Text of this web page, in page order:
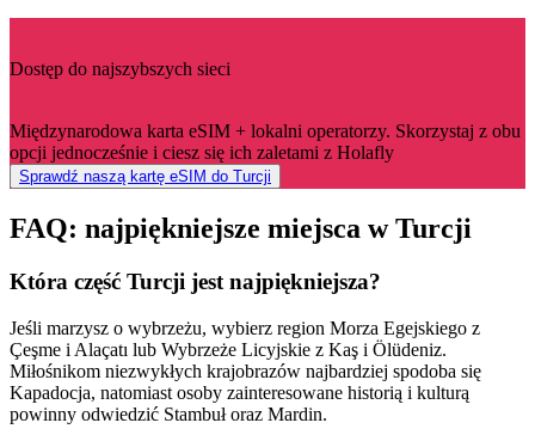
Dostęp do najszybszych sieci
Międzynarodowa karta eSIM + lokalni operatorzy. Skorzystaj z obu
opcji jednocześnie i ciesz się ich zaletami z Holafly
Sprawdź naszą kartę eSIM do Turcji
FAQ: najpiękniejsze miejsca w Turcji
Która część Turcji jest najpiękniejsza?
Jeśli marzysz o wybrzeżu, wybierz region Morza Egejskiego z
Çeşme i Alaçatı lub Wybrzeże Licyjskie z Kaş i Ölüdeniz.
Miłośnikom niezwykłych krajobrazów najbardziej spodoba się
Kapadocja, natomiast osoby zainteresowane historią i kulturą
powinny odwiedzić Stambuł oraz Mardin.